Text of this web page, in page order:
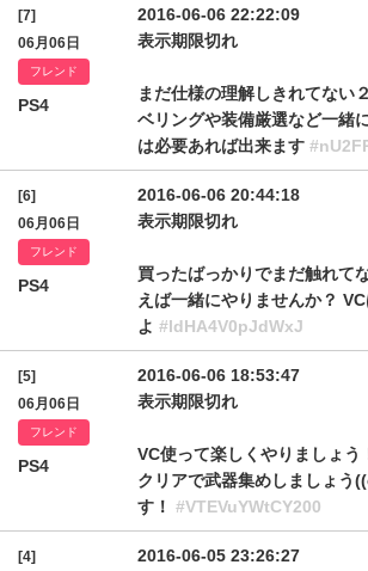
[7]
06月06日
フレンド
PS4
2016-06-06 22:22:09
表示期限切れ
まだ仕様の理解しきれてな
ベリングや装備厳選など一緒
は必要あれば出来ます
[6]
06月06日
フレンド
PS4
2016-06-06 20:44:18
表示期限切れ
買ったばっかりでまだ触れて
えば一緒にやりませんか？
よ #ldHA4V0pJdWxJ
[5]
06月06日
フレンド
PS4
2016-06-06 18:53:47
表示期限切れ
VC使って楽しくやりましょう
クリアで武器集めしましょ
す！ #VTEVuYWtCY200
[4]
2016-06-05 23:26:27